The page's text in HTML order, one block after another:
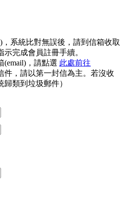
系統比對無誤後，請到信箱收取
完成會員註冊手續。
(email)，請點選 此處前往
件，請以第一封信為主。若沒收
類到垃圾郵件）